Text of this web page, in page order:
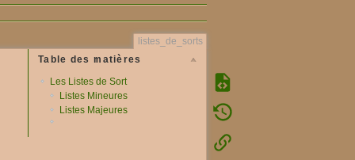
listes_de_sorts
Table des matières
Les Listes de Sort
Listes Mineures
Listes Majeures